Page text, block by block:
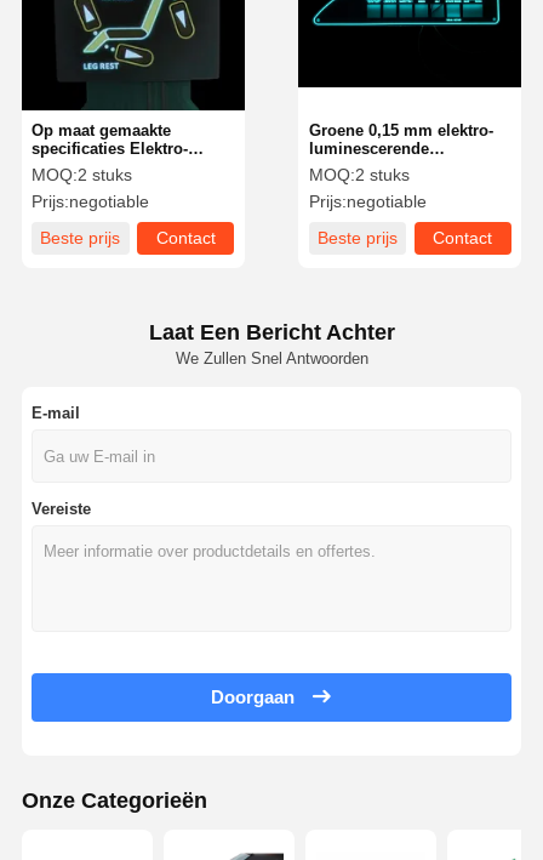
Op maat gemaakte
specificaties Elektro-
luminescerende EL-
schakelaar
geoptimaliseerd voor lage
energie en hoge
helderheid
MOQ:2 stuks
Prijs:negotiable
Beste prijs
Contact
Groene 0,15 mm elektro-
luminescerende
membraanschakelaars met
snijrand
MOQ:2 stuks
Prijs:negotiable
Beste prijs
Contact
Laat Een Bericht Achter
We Zullen Snel Antwoorden
E-mail
Vereiste
Doorgaan
Onze Categorieën